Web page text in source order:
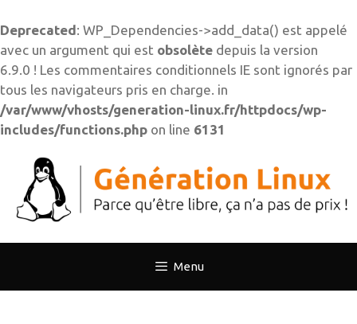
Deprecated: WP_Dependencies->add_data() est appelé
avec un argument qui est obsolète depuis la version
6.9.0 ! Les commentaires conditionnels IE sont ignorés par
tous les navigateurs pris en charge. in
/var/www/vhosts/generation-linux.fr/httpdocs/wp-
includes/functions.php on line 6131
contenu
Menu